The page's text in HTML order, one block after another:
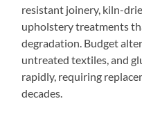
resistant joinery, kiln-
upholstery treatments
degradation. Budget
untreated textiles, and
rapidly, requiring
decades.